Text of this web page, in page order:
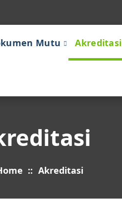
Mutu Akreditasi
:: Akreditasi